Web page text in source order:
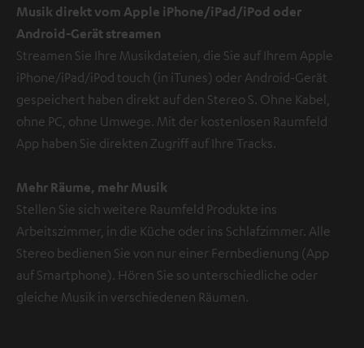
Musik direkt vom Apple iPhone/iPad/iPod oder
Android-Gerät streamen
Streamen Sie Ihre Musikdateien, die Sie auf Ihrem Apple
iPhone/iPad/iPod touch (in iTunes) oder Android-Gerät
gespeichert haben direkt auf den Stereo S. Ohne Kabel,
ohne PC, ohne Umwege. Mit der kostenlosen Raumfeld
App haben Sie direkten Zugriff auf Ihre Tracks.
Mehr Räume, mehr Musik
Stellen Sie sich weitere Raumfeld Produkte ins
Arbeitszimmer, in die Küche oder ins Schlafzimmer. Alle
Stereo bedienen Sie von nur einer Fernbedienung (App
auf Smartphone). Hören Sie so unterschiedliche oder
gleiche Musik in verschiedenen Räumen.